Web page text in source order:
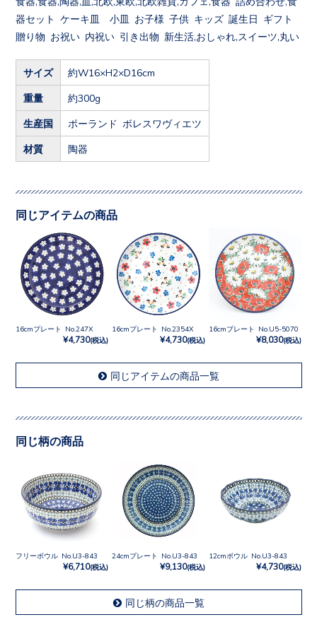
器セット ケーキ皿 小皿 お子様 子供 キッズ 誕生日 ギフト
贈り物 お祝い 内祝い 引き出物 新生活,おしゃれ,スイーツ,丸い
サイズ 約W16×H2×D16cm
重量 約300g
生産国 ポーランド ボレスワヴィエツ
材質 陶器
同じアイテムの商品
16cmプレート No.247X
¥4,730(税込)
16cmプレート No.2354X
¥4,730(税込)
16cmプレート No.U5-5070
¥8,030(税込)
同じアイテムの商品一覧
同じ柄の商品
フリーボウル No.U3-843
¥6,710(税込)
24cmプレート No.U3-843
¥9,130(税込)
12cmボウル No.U3-843
¥4,730(税込)
同じ柄の商品一覧